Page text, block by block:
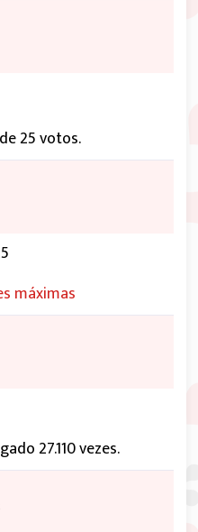
de 25 votos.
máximas
27.110 vezes.